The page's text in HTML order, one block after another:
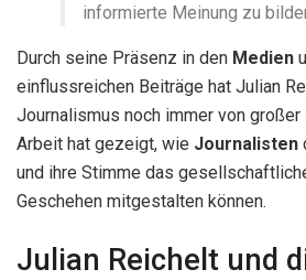
informierte Meinung zu
Durch seine Präsenz in den Medien
einflussreichen Beiträge hat Julian
Journalismus noch immer von
Arbeit hat gezeigt, wie Journalisten
und ihre Stimme das
Geschehen mitgestalten können.
Julian Reichelt und